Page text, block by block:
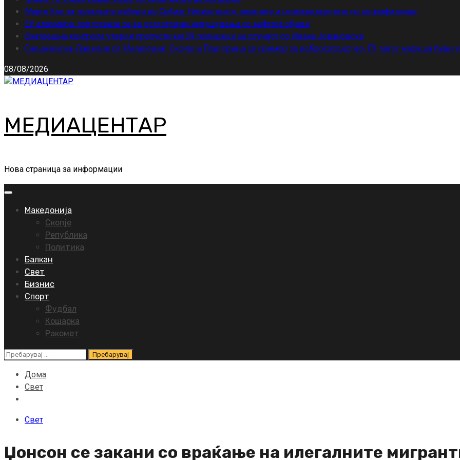
Марта Кос за локалните избори во Србија: Насилството, заканите и неправилностите се неприфатливи
ЕУ алармира: подгответе се за долготрајни нарушувања со нафтата објави
Внатрешна контрола утврди пропусти кај 39 полицајци за случајот со Ивана Јовановска
Сиљановска-Давкова со Милатовиќ: Скопје и Подгорица се пример за добрососедство, ЕУ патот мора да биде
08/08/2026
МЕДИАЦЕНТАР
Нова страница за информации
Primary
Македонија
Скопје
Република
Политика
Балкан
Свет
Бизнис
Спорт
Фудбал
Кошарка
Ракомет
Пребарувај
Дома
Свет
Свет
Џонсон се закани со враќање на илегалните